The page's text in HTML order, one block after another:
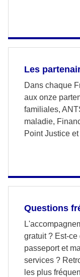
Les
Dans chaque
aux onze
familiales,
maladie,
Point Justice
Questions
gratuit ? Est-
passeport et
services ?
les plus